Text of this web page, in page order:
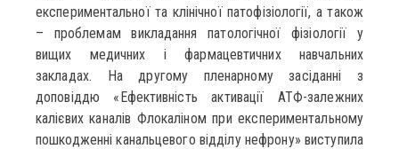
експериментальної та клінічної патофізіології, а також
– проблемам викладання патологічної фізіології у
вищих медичних і фармацевтичних навчальних
закладах. На другому пленарному засіданні з
доповіддю «Ефективність активації АТФ-залежних
калієвих каналів Флокаліном при експериментальному
пошкодженні канальцевого відділу нефрону» виступила